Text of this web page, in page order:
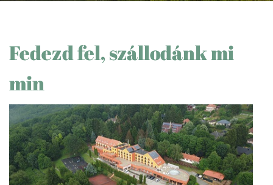
Fedezd fel, szállodánk mi
min